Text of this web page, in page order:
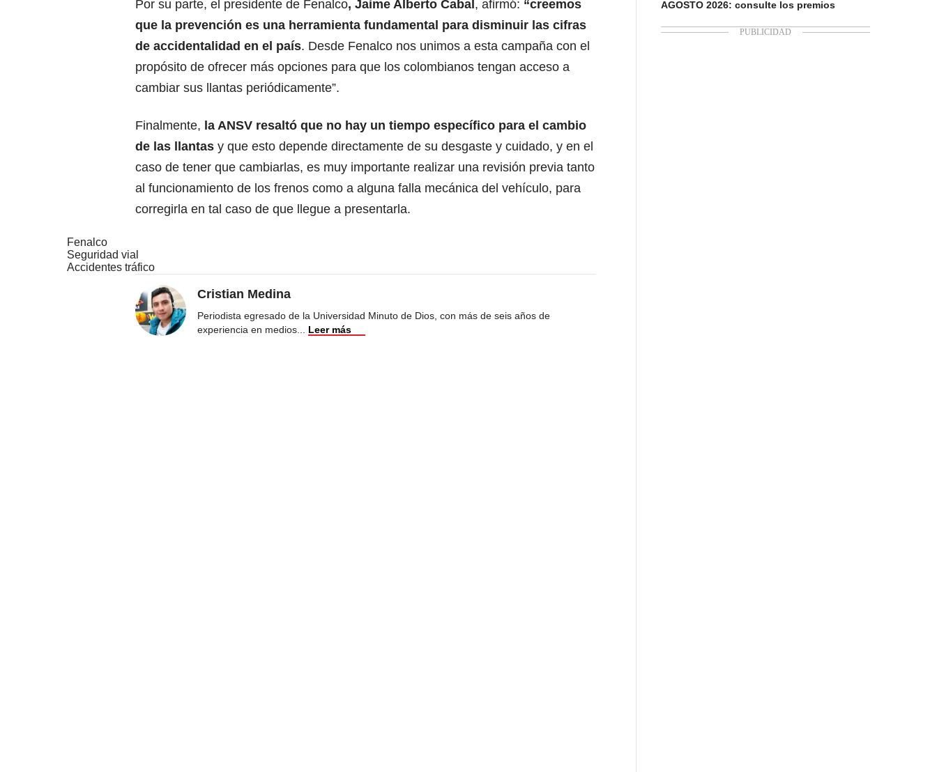
Por su parte, el presidente de Fenalco, Jaime Alberto Cabal, afirmó: “creemos
que la prevención es una herramienta fundamental para disminuir las cifras
de accidentalidad en el país. Desde Fenalco nos unimos a esta campaña con el
propósito de ofrecer más opciones para que los colombianos tengan acceso a
cambiar sus llantas periódicamente”.
Finalmente, la ANSV resaltó que no hay un tiempo específico para el cambio
de las llantas y que esto depende directamente de su desgaste y cuidado, y en el
caso de tener que cambiarlas, es muy importante realizar una revisión previa tanto
al funcionamiento de los frenos como a alguna falla mecánica del vehículo, para
corregirla en tal caso de que llegue a presentarla.
Fenalco
Seguridad vial
Accidentes tráfico
Cristian Medina
Periodista egresado de la Universidad Minuto de Dios, con más de seis años de
experiencia en medios
Leer más
AGOSTO 2026: consulte los premios